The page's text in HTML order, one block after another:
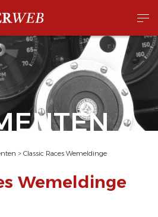
> Classic Races Wemeldinge
Wemeldinge